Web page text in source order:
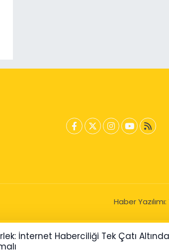
Haber Yazılımı:
İnternet Haberciliği Tek Çatı Altında